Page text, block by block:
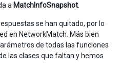
a MatchInfoSnapshot
se han quitado, por lo
en NetworkMatch. Más bien
de todas las funciones
las clases que faltan y hemos